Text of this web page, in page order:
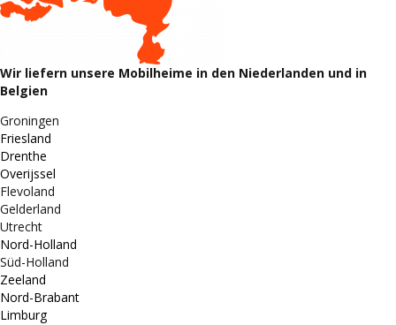
Wir liefern unsere Mobilheime in den Niederlanden und in
Belgien
Groningen
Friesland
Drenthe
Overijssel
Flevoland
Gelderland
Utrecht
Nord-Holland
Süd-Holland
Zeeland
Nord-Brabant
Limburg